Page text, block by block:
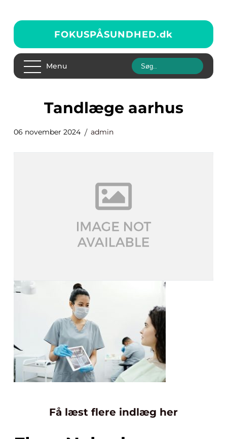
FOKUSPÅSUNDHED.dk
Menu
tandlæge aarhus
06 november 2024 admin
Få læst flere indlæg her